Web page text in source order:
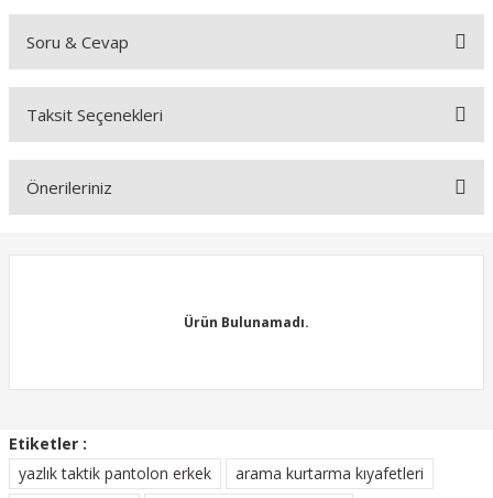
Bu ürüne ilk yorumu siz yapın!
Soru & Cevap
Ürün hakkında henüz soru sorulmamış.
Taksit Seçenekleri
Önerileriniz
Görüş ve önerileriniz için teşekkür ederiz.
Ürün bilgilerinde hatalar bulunuyor.
Ürün fiyatı diğer sitelerden daha pahalı.
Ürün Bulunamadı.
Ürün Bulunamadı.
Etiketler :
yazlık taktik pantolon erkek
arama kurtarma kıyafetleri